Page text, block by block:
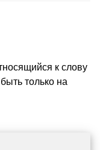
к слову
только на